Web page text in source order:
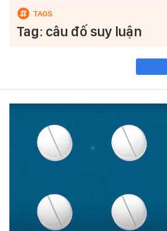
Tag: câu đố suy luận